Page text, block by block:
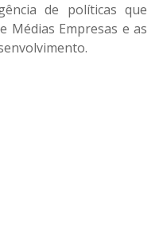
de políticas que
Médias Empresas e as